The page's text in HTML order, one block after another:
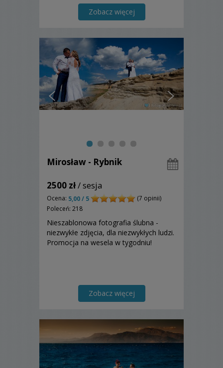
dnia. Zapraszam do zapoznania się z
moją ofertą!
Zobacz więcej
Mirosław - Rybnik
2500 zł/ sesja
Ocena: 5,00 / 5
(7 opinii)
Poleceń: 218
Nieszablonowa fotografia ślubna -
niezwykłe zdjęcia, dla niezwykłych ludzi.
Promocja na wesela w tygodniu!
Zobacz więcej